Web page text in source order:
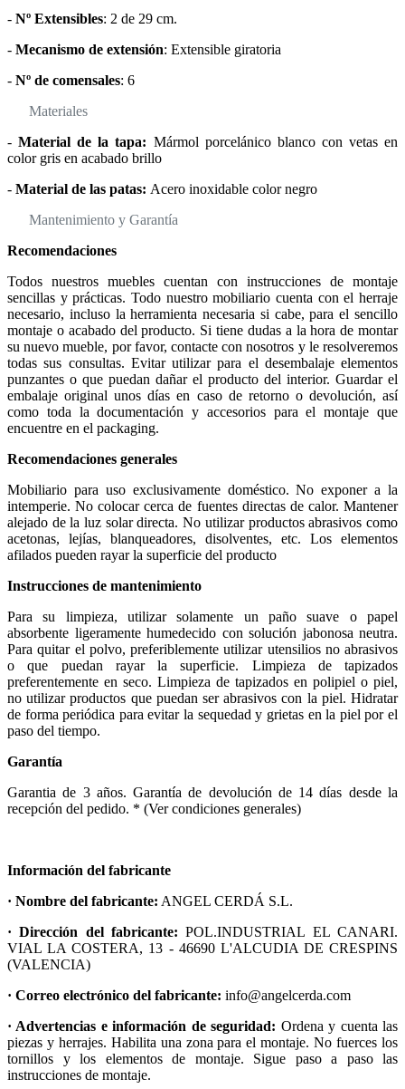
- Nº Extensibles: 2 de 29 cm.
- Mecanismo de extensión: Extensible giratoria
- Nº de comensales: 6
Materiales
-Material de la tapa: Mármol porcelánico blanco con vetas en
color gris en acabado brillo
- Material de las patas: Acero inoxidable color negro
Mantenimiento y Garantía
Recomendaciones
Todos nuestros muebles cuentan con instrucciones de montaje
sencillas y prácticas. Todo nuestro mobiliario cuenta con el herraje
necesario, incluso la herramienta necesaria si cabe, para el sencillo
montaje o acabado del producto. Si tiene dudas a la hora de montar
su nuevo mueble, por favor, contacte con nosotros y le resolveremos
todas sus consultas. Evitar utilizar para el desembalaje elementos
punzantes o que puedan dañar el producto del interior. Guardar el
embalaje original unos días en caso de retorno o devolución, así
como toda la documentación y accesorios para el montaje que
encuentre en el packaging.
Recomendaciones generales
Mobiliario para uso exclusivamente doméstico. No exponer a la
intemperie. No colocar cerca de fuentes directas de calor. Mantener
alejado de la luz solar directa. No utilizar productos abrasivos como
acetonas, lejías, blanqueadores, disolventes, etc. Los elementos
afilados pueden rayar la superficie del producto
Instrucciones de mantenimiento
Para su limpieza, utilizar solamente un paño suave o papel
absorbente ligeramente humedecido con solución jabonosa neutra.
Para quitar el polvo, preferiblemente utilizar utensilios no abrasivos
o que puedan rayar la superficie. Limpieza de tapizados
preferentemente en seco. Limpieza de tapizados en polipiel o piel,
no utilizar productos que puedan ser abrasivos con la piel. Hidratar
de forma periódica para evitar la sequedad y grietas en la piel por el
paso del tiempo.
Garantía
Garantia de 3 años. Garantía de devolución de 14 días desde la
recepción del pedido. * (Ver condiciones generales)
Información del fabricante
· Nombre del fabricante: ANGEL CERDÁ S.L.
· Dirección del fabricante: POL.INDUSTRIAL EL CANARI.
VIAL LA COSTERA, 13 - 46690 L'ALCUDIA DE CRESPINS
(VALENCIA)
· Correo electrónico del fabricante: info@angelcerda.com
· Advertencias e información de seguridad: Ordena y cuenta las
piezas y herrajes. Habilita una zona para el montaje. No fuerces los
tornillos y los elementos de montaje. Sigue paso a paso las
instrucciones de montaje.